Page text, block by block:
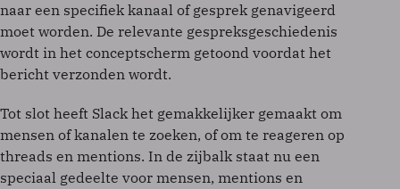
naar een specifiek kanaal of gesprek genavigeerd
moet worden. De relevante gespreksgeschiedenis
wordt in het conceptscherm getoond voordat het
bericht verzonden wordt.
Tot slot heeft Slack het gemakkelijker gemaakt om
mensen of kanalen te zoeken, of om te reageren op
threads en mentions. In de zijbalk staat nu een
speciaal gedeelte voor mensen, mentions en